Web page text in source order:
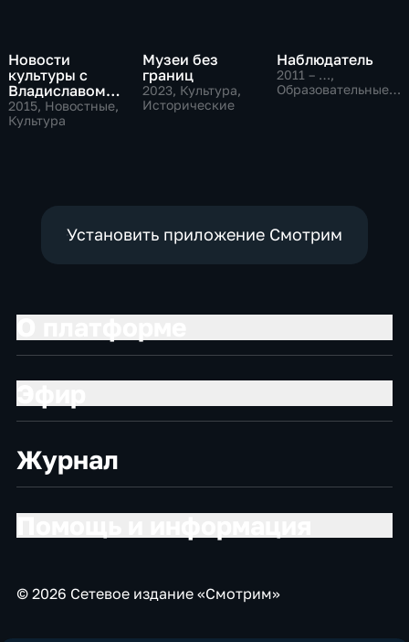
Новости
культуры с
Владиславом
Флярковским
2015, Новостные,
Культура
Музеи без
границ
2023, Культура,
Исторические
Наблюдатель
2011 – …,
Образовательные,
Установить приложение Смотрим
Журнал
© 2026 Сетевое издание «Смотрим»